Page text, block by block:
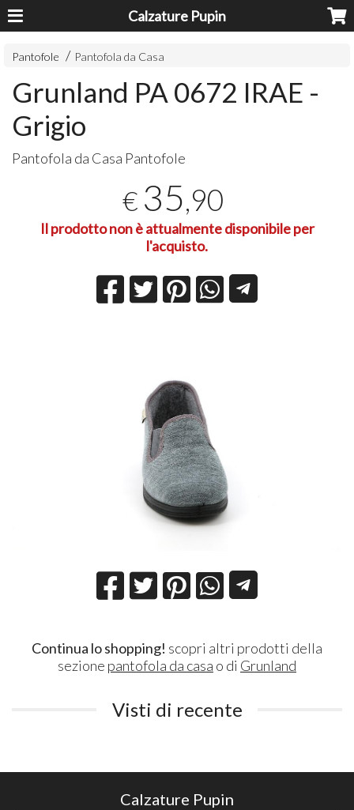
Calzature Pupin
Pantofole Pantofola da Casa
Grunland PA 0672 IRAE -
Grigio
Pantofola da Casa Pantofole
€ 35,90
Il prodotto non è attualmente disponibile per
l'acquisto.
Continua lo shopping! scopri altri prodotti della
sezione pantofola da casa o di Grunland
Visti di recente
Calzature Pupin